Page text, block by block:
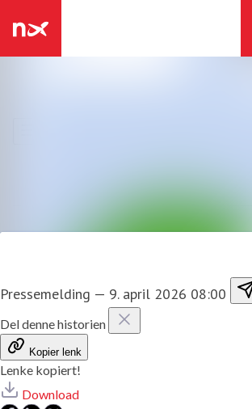
Pressemelding — 9. april 2026 08:00
Del denne historien
Kopier lenk
Lenke kopiert!
Download